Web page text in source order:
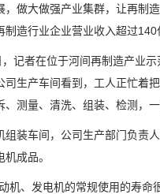
，做大做强产业集群，让再制
制造行业企业营业收入超过140
者在位于河间再制造产业示
司生产车间看到，工人正忙着
、测量、清洗、组装、检测，
装车间，公司生产部门负责人
成品。
、发电机的常规使用的寿命很